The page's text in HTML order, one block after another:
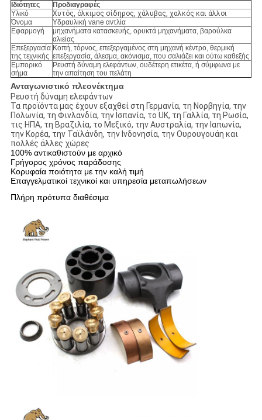
Ιδιότητες
Προδιαγραφές
Υλικό
Χυτός, όλκιμος σίδηρος, χάλυβας, χαλκός και άλλοι
Όνομα
Υδραυλική vane αντλία
Εφαρμογή
μηχανήματα κατασκευής, ορυκτά μηχανήματα, βαρούλκα
αλιείας
Επεξεργασία
της τεχνικής
Κοπή, τόρνος, επεξεργαμένος στη μηχανή κέντρο, θερμική
επεξεργασία, άλεσμα, ακόνισμα, που σαλιάζει και ούτω καθεξής
Εμπορικό
σήμα
Ρευστή δύναμη ελεφάντων, ουδέτερη ετικέτα, ή σύμφωνα με
την απαίτηση του πελάτη
Ανταγωνιστικό πλεονέκτημα
Ρευστή δύναμη ελεφάντων
Τα προϊόντα μας έχουν εξαχθεί στη Γερμανία, τη Νορβηγία, την
Πολωνία, τη Φινλανδία, την Ισπανία, το UK, τη Γαλλία, τη Ρωσία,
τις ΗΠΑ, τη Βραζιλία, το Μεξικό, την Αυστραλία, την Ιαπωνία,
την Κορέα, την Ταϊλάνδη, την Ινδονησία, την Ουρουγουάη και
πολλές άλλες χώρες
100% αντικαθιστούν με αρχικό
Γρήγορος χρόνος παράδοσης
Κορυφαία ποιότητα με την καλή τιμή
Επαγγελματικοί τεχνικοί και υπηρεσία μεταπωλήσεων
Πλήρη πρότυπα διαθέσιμα